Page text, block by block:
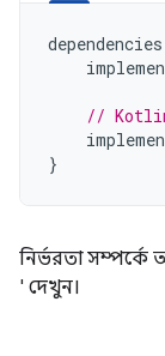
dependencies
//
}
নির্ভরতা
' দেখুন।